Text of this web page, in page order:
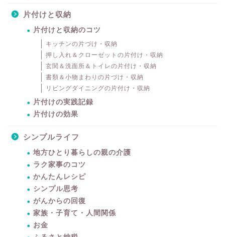
片付けと収納
片付けと収納のコツ
キッチンの片づけ・収納
押し入れ＆クローゼットの片付け・収納
玄関＆洗面所＆トイレの片付け・収納
書類＆小物まわりの片づけ・収納
リビングダイニングの片付け・収納
片付けの実践記録
片付けの効果
シンプルライフ
地方ひとり暮らしの親の介護
ラク家事のコツ
かんたんレシピ
シンプル思考
がんからの回復
家族・子育て・人間関係
お金